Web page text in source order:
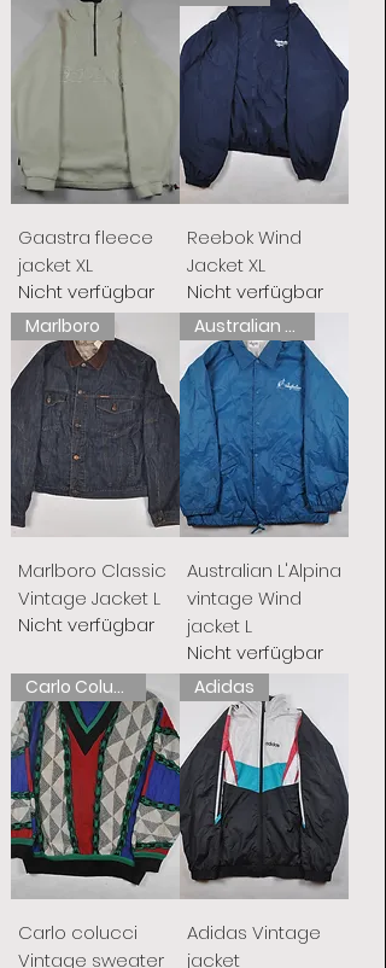
Gaastra fleece
jacket XL
Nicht verfügbar
Reebok Wind
Jacket XL
Nicht verfügbar
Marlboro
Marlboro Classic
Vintage Jacket L
Nicht verfügbar
Australian L'Alpina
Australian L'Alpina
vintage Wind
jacket L
Nicht verfügbar
Carlo Colucci
Carlo colucci
Vintage sweater
Adidas
Adidas Vintage
jacket